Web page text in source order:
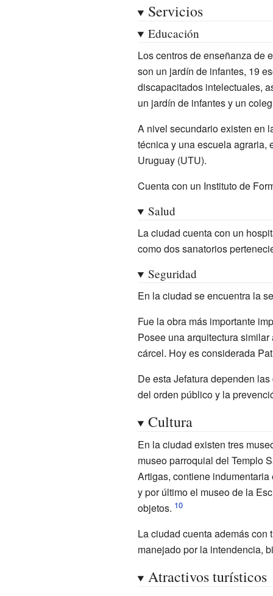
Servicios
Educación
Los centros de enseñanza de
son un jardín de infantes, 19
discapacitados intelectuales,
un jardín de infantes y un
A nivel secundario existen en
técnica y una escuela agraria,
Uruguay (UTU).
Cuenta con un Instituto de
Salud
La ciudad cuenta con un
como dos sanatorios
Seguridad
En la ciudad se encuentra la
Fue la obra más importante
Posee una arquitectura
cárcel. Hoy es considerada
De esta Jefatura dependen
del orden público y la
Cultura
En la ciudad existen tres
museo parroquial del Templo
Artigas, contiene
y por último el museo de la
objetos.
La ciudad cuenta además
manejado por la intendencia,
Atractivos turísticos